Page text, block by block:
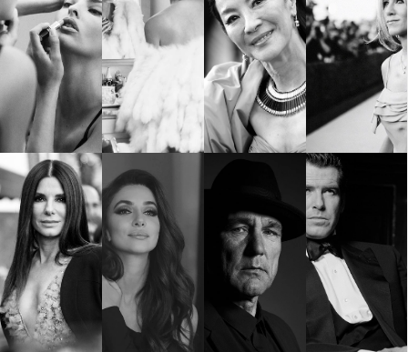
КАТЕГОРИИ
Wine&Dine
Подкасти
Мода
Dialogue
Изкуство
Красота
Цветно
Гурме
Пътувай
ЗА НАС
Условия за
За нас
Реклама
Политика за
поверителност
ModerenDom